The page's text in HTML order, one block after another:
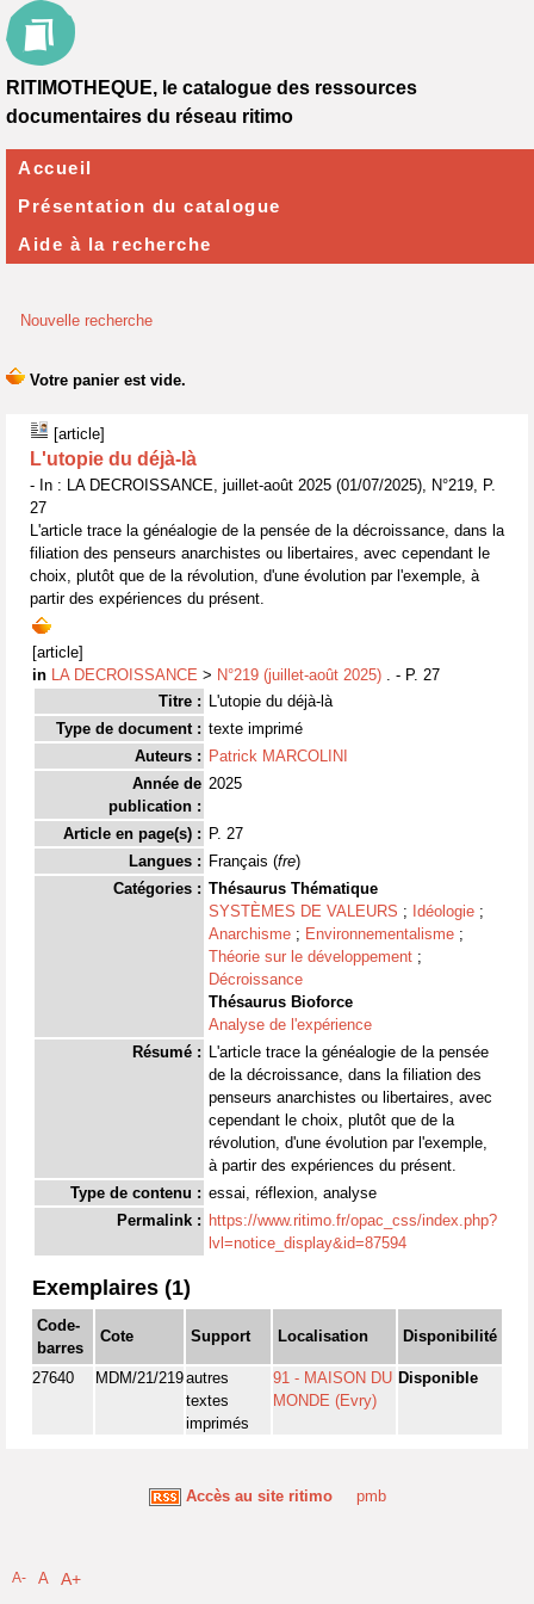
Nouvelle recherche
[article]
L'utopie du déjà-là
- In : LA DECROISSANCE, juillet-août 2025 (01/07/2025), N°219, P.
27
L'article trace la généalogie de la pensée de la décroissance, dans la
filiation des penseurs anarchistes ou libertaires, avec cependant le
choix, plutôt que de la révolution, d'une évolution par l'exemple, à
partir des expériences du présent.
[article]
in LA DECROISSANCE > N°219 (juillet-août 2025) . - P. 27
Titre : L'utopie du déjà-là
Type de document : texte imprimé
Auteurs : Patrick MARCOLINI
Année de
publication :
2025
Article en page(s) : P. 27
Langues : Français (fre)
Catégories : Thésaurus Thématique
SYSTÈMES DE VALEURS ; Idéologie ;
Anarchisme ; Environnementalisme ;
Théorie sur le développement ;
Décroissance
Thésaurus Bioforce
Analyse de l'expérience
Résumé : L'article trace la généalogie de la pensée
de la décroissance, dans la filiation des
penseurs anarchistes ou libertaires, avec
cependant le choix, plutôt que de la
révolution, d'une évolution par l'exemple,
à partir des expériences du présent.
Type de contenu : essai, réflexion, analyse
Permalink : https://www.ritimo.fr/opac_css/index.php?
lvl=notice_display&id=87594
Exemplaires (1)
Code-
barres
Cote Support Localisation Disponibilité
27640 MDM/21/219autres
textes
imprimés
91 - MAISON DU
MONDE (Evry)
Disponible
Accès au site ritimo pmb
RITIMOTHEQUE, le catalogue des ressources
documentaires du réseau ritimo
Accueil
Présentation du catalogue
Aide à la recherche
A- A A+